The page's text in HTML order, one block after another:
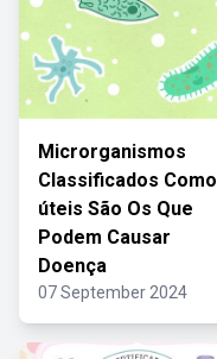
Microrganismos
Classificados Como
úteis São Os Que
Podem Causar
Doença
07 September 2024